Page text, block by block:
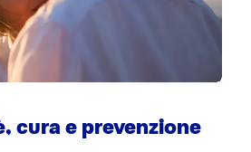
cura e prevenzione